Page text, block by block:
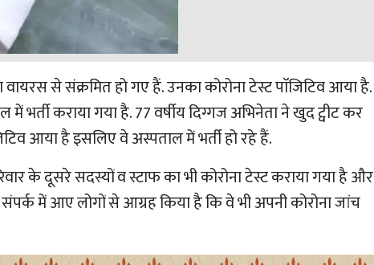
से संक्रमित हो गए हैं. उनका कोरोना टेस्ट पाॅजिटिव आया है.
भर्ती कराया गया है. 77 वर्षीय दिग्गज अभिनेता ने खुद ट्वीट कर
आया है इसलिए वे अस्पताल में भर्ती हो रहे हैं.
के दूसरे सदस्यों व स्टाफ का भी कोरोना टेस्ट कराया गया है और
में आए लोगों से आग्रह किया है कि वे भी अपनी कोरोना जांच